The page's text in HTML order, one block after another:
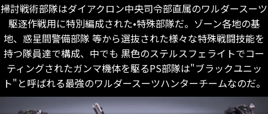
掃討戦術部隊はダイアクロン中央司令部直属のワルダースーツ
駆逐作戦用に特別編成された•特殊部隊だ。ゾーン各地の基
地、惑星間警備部隊 等から選抜された様々な特殊戦闘技能を
持つ隊員達で構成、中でも 黒色のステルスフェライトでコー
ティングされたガンマ機体を駆るPS部隊は"ブラックユニッ
ト"と呼ばれる最強のワルダースーツハンターチームなのだ。